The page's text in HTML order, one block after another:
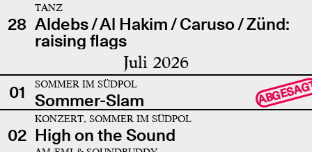
28
TANZ
Aldebs / Al Hakim / Caruso / Zünd:
raising flags
Juli 2026
01 SOMMER IM SÜDPOL
Sommer-Slam
02
KONZERT, SOMMER IM SÜDPOL
High on the Sound